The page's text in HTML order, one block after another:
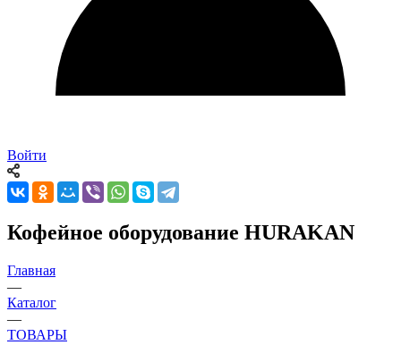
Войти
Кофейное оборудование HURAKAN
Главная
—
Каталог
—
ТОВАРЫ